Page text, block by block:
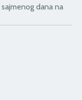
dana na